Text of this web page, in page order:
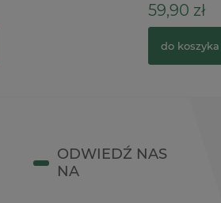
59,90 zł
do koszyka
ODWIEDŹ NAS
NA